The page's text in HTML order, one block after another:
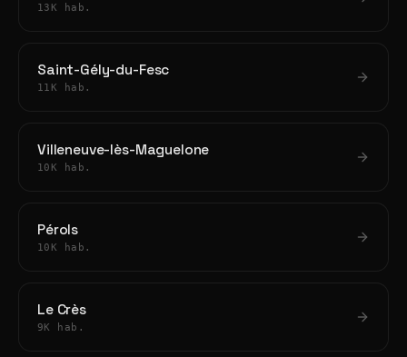
13K hab.
Saint-Gély-du-Fesc
11K hab.
Villeneuve-lès-Maguelone
10K hab.
Pérols
10K hab.
Le Crès
9K hab.